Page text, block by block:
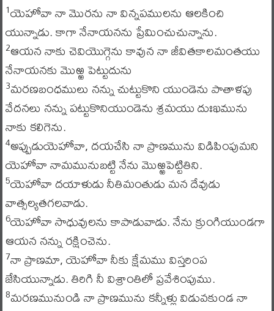
1యెహోవా నా మొరను నా విన్నపములను ఆలకించి
యున్నాడు. కాగా నేనాయనను ప్రేమించుచున్నాను.
2ఆయన నాకు చెవియొగ్గెను కావున నా జీవితకాలమంతయు
నేనాయనకు మొఱ్ఱ పెట్టుదును
3మరణబంధములు నన్ను చుట్టుకొని యుండెను పాతాళపు
వేదనలు నన్ను పట్టుకొనియుండెను శ్రమయు దుఃఖమును
నాకు కలిగెను.
4అప్పుడుయెహోవా, దయచేసి నా ప్రాణమును విడిపింపుమని
యెహోవా నామమునుబట్టి నేను మొఱ్ఱపెట్టితిని.
5యెహోవా దయాళుడు నీతిమంతుడు మన దేవుడు
వాత్సల్యతగలవాడు.
6యెహోవా సాధువులను కాపాడువాడు. నేను క్రుంగియుండగా
ఆయన నన్ను రక్షించెను.
7నా ప్రాణమా, యెహోవా నీకు క్షేమము విస్తరింప
జేసియున్నాడు. తిరిగి నీ విశ్రాంతిలో ప్రవేశింపుము.
8మరణమునుండి నా ప్రాణమును కన్నీళ్లు విడువకుండ నా